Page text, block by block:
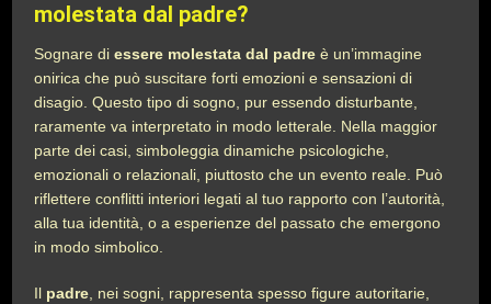
molestata dal padre?
Sognare diessere molestata dal padre è un’immagine
onirica che può suscitare forti emozioni e sensazioni di
disagio. Questo tipo di sogno, pur essendo disturbante,
raramente va interpretato in modo letterale. Nella maggior
parte dei casi, simboleggia dinamiche psicologiche,
emozionali o relazionali, piuttosto che un evento reale. Può
riflettere conflitti interiori legati al tuo rapporto con l’autorità,
alla tua identità, o a esperienze del passato che emergono
in modo simbolico.
Il padre , nei sogni, rappresenta spesso figure autoritarie,